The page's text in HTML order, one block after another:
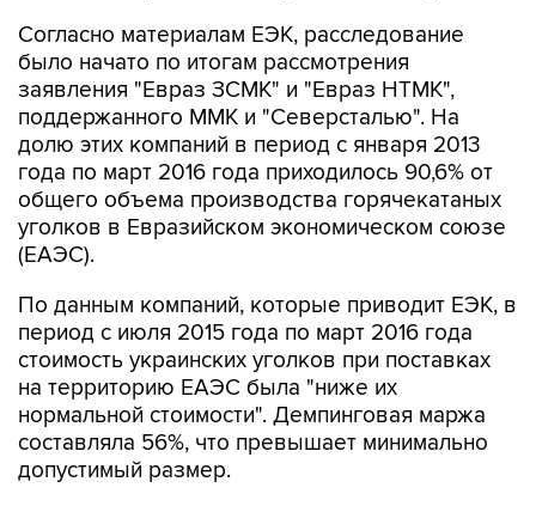
Согласно материалам ЕЭК, расследование
было начато по итогам рассмотрения
заявления "Евраз ЗСМК" и "Евраз НТМК",
поддержанного ММК и "Северсталью". На
долю этих компаний в период с января 2013
года по март 2016 года приходилось 90,6% от
общего объема производства горячекатаных
уголков в Евразийском экономическом союзе
(ЕАЭС).
По данным компаний, которые приводит ЕЭК, в
период с июля 2015 года по март 2016 года
стоимость украинских уголков при поставках
на территорию ЕАЭС была "ниже их
нормальной стоимости". Демпинговая маржа
составляла 56%, что превышает минимально
допустимый размер.